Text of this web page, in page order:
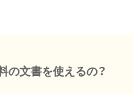
の文書を使えるの？